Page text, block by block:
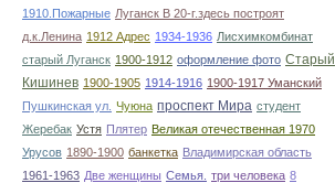
1910.Пожарные Луганск В 20-г.здесь построят
д.к.Ленина 1912 Адрес 1934-1936 Лисхимкомбинат
старый Луганск 1900-1912 оформление фото Старый
Кишинев 1900-1905 1914-1916 1900-1917 Уманский
Пушкинская ул. Чуюна проспект Мира студент
Жеребак Устя Плятер Великая отечественная 1970
Урусов 1890-1900 банкетка Владимирская область
1961-1963 Две женщины Семья. три человека 8